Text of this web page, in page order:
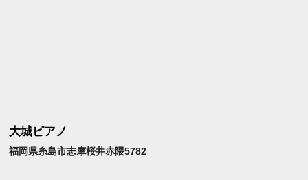
大城ピアノ
福岡県糸島市志摩桜井赤隈5782